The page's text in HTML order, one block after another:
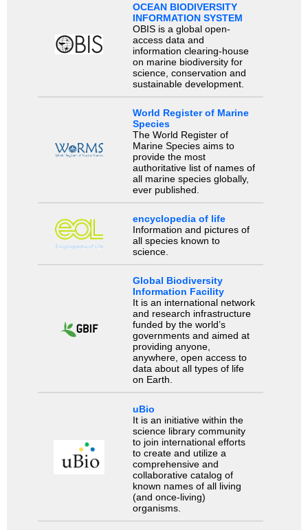
OCEAN BIODIVERSITY
INFORMATION SYSTEM
OBIS is a global open-
access data and
information clearing-house
on marine biodiversity for
science, conservation and
sustainable development.
World Register of Marine
Species
The World Register of
Marine Species aims to
provide the most
authoritative list of names of
all marine species globally,
ever published.
encyclopedia of life
Information and pictures of
all species known to
science.
Global Biodiversity
Information Facility
It is an international network
and research infrastructure
funded by the world’s
governments and aimed at
providing anyone,
anywhere, open access to
data about all types of life
on Earth.
uBio
It is an initiative within the
science library community
to join international efforts
to create and utilize a
comprehensive and
collaborative catalog of
known names of all living
(and once-living)
organisms.